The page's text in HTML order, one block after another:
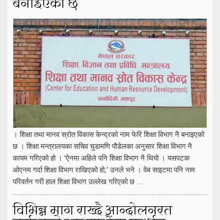
बनाइएको छ
। शिक्षा तथा मानव स्रोत विकास केन्द्रको नाम फेरि शिक्षा विभाग नै बनाइएको
छ । शिक्षा मन्त्रालयका सचिव चुडामणि पौडेलका अनुसार शिक्षा विभाग नै
कायम गरिएको हो । ‘ऐनमा अहिले पनि शिक्षा विभाग नै थियो । यसपटक
ओएनम गर्दा शिक्षा विभाग राखिएको हो,’ उनले भने । वेब साइटमा पनि नाम
परिवर्तन गरी हाल शिक्षा विभाग उल्लेख गरिएको छ ...
विभिन्न माग राख्दै आन्दोलनरत